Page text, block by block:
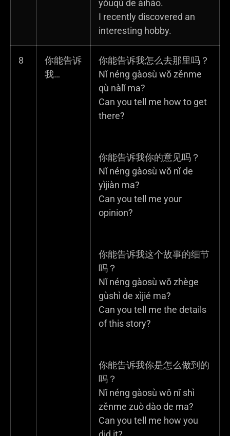
yǒuqù de àihào.
I recently discovered an
interesting hobby.
8
你能告诉
我…
你能告诉我怎么去那里吗？
Nǐ néng gàosù wǒ zěnme
qù nàlǐ ma?
Can you tell me how to get
there?
你能告诉我你的意见吗？
Nǐ néng gàosù wǒ nǐ de
yìjiàn ma?
Can you tell me your
opinion?
你能告诉我这个故事的细节
吗？
Nǐ néng gàosù wǒ zhège
gùshì de xìjié ma?
Can you tell me the details
of this story?
你能告诉我你是怎么做到的
吗？
Nǐ néng gàosù wǒ nǐ shì
zěnme zuò dào de ma?
Can you tell me how you